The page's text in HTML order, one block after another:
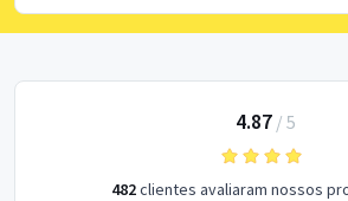
4.87/ 5
482clientes avaliaram nossos